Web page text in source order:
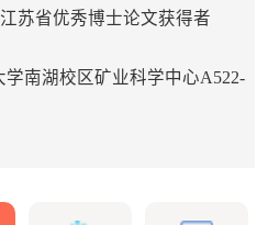
苏省优秀博士论文获得者
学南湖校区矿业科学中心A522-